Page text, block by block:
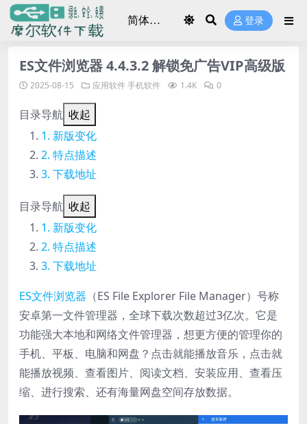
登录
ES文件浏览器 4.4.3.2 解锁免广告VIP高级版
2025-08-15 应用软件手机软件 1.4K 0
目录导航 收起
新版变化
特点描述
下载地址
目录导航 收起
新版变化
特点描述
下载地址
ES文件浏览器 （ES File Explorer File Manager）号称
安卓第一文件管理器，全球下载次数超过3亿次。它是
功能强大本地和网络文件管理器，想更方便的管理你的
手机、平板、电脑和网盘？点击就能播放音乐，点击就
能播放视频、查看图片、阅读文档、安装应用、查看压
缩、进行搜索、还有海量网盘空间存放数据。